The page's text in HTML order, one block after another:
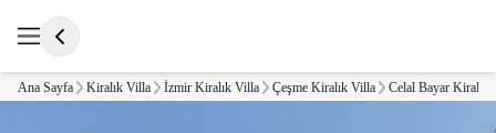
Ana Sayfa Kiralık Villa İzmir Kiralık Villa Çeşme Kiralık Villa Celal Bayar Kiralık